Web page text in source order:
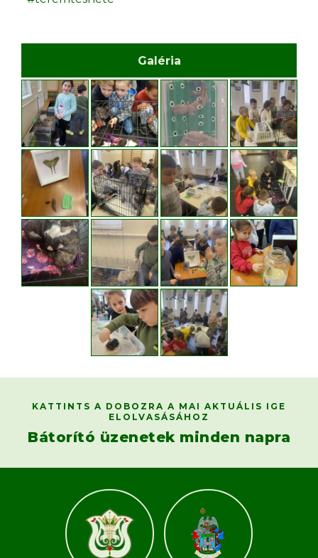
Galéria
KATTINTS A DOBOZRA A MAI AKTUÁLIS IGE
ELOLVASÁSÁHOZ
Bátorító üzenetek minden napra